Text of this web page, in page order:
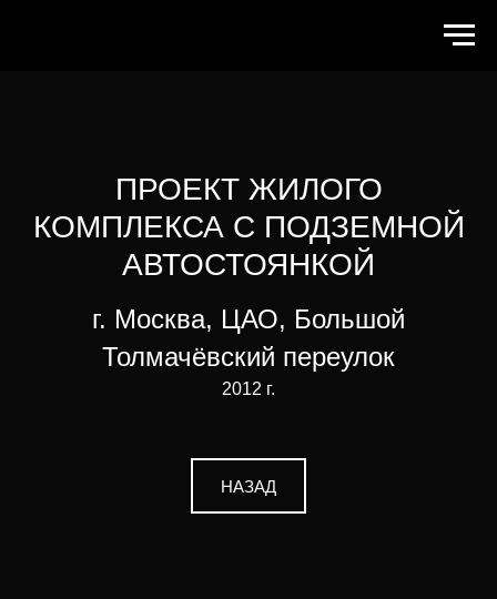
ПРОЕКТ ЖИЛОГО
КОМПЛЕКСА С ПОДЗЕМНОЙ
АВТОСТОЯНКОЙ
г. Москва, ЦАО, Большой
Толмачёвский переулок
2012 г.
НАЗАД